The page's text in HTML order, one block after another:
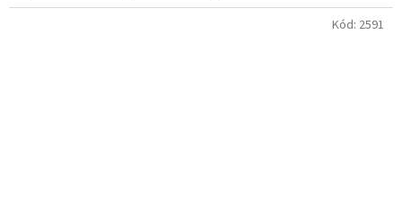
Kód: 2591